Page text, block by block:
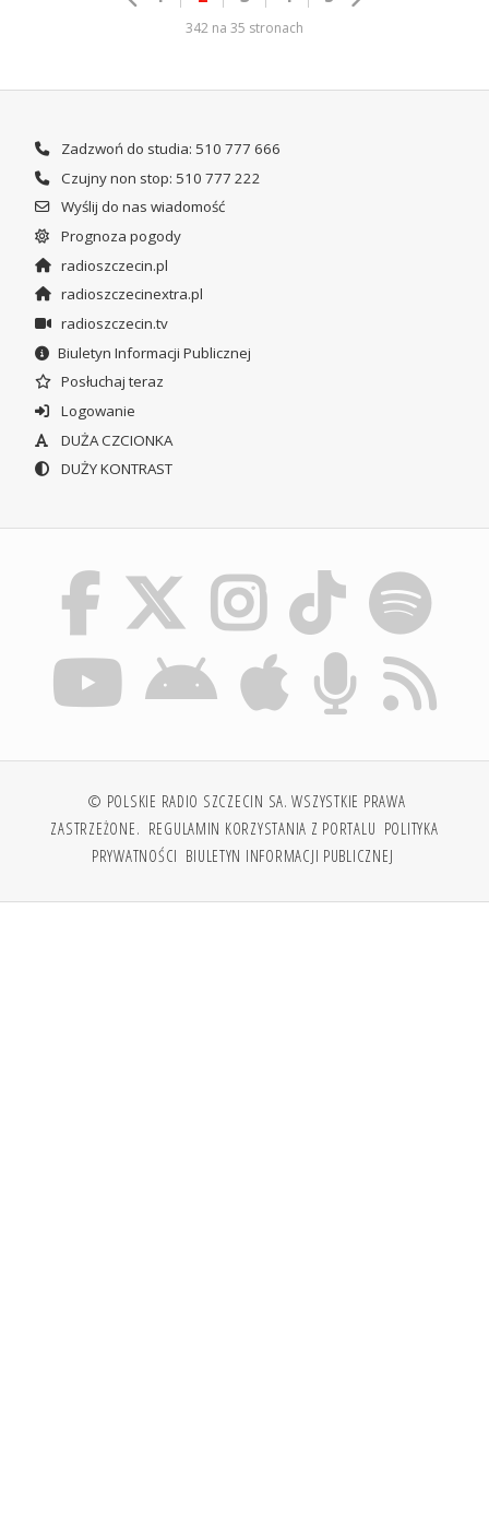
342 na 35 stronach
Zadzwoń do studia: 510 777 666
Czujny non stop: 510 777 222
Wyślij do nas wiadomość
Prognoza pogody
radioszczecin.pl
radioszczecinextra.pl
radioszczecin.tv
Biuletyn Informacji Publicznej
Posłuchaj teraz
Logowanie
DUŻA CZCIONKA
DUŻY KONTRAST
© POLSKIE RADIO SZCZECIN SA. WSZYSTKIE PRAWA
ZASTRZEŻONE. REGULAMIN KORZYSTANIA Z PORTALU POLITYKA
PRYWATNOŚCI BIULETYN INFORMACJI PUBLICZNEJ